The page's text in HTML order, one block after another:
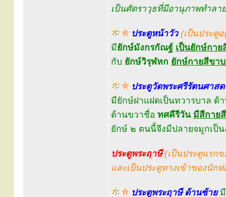
เป็นศัตราวุธที่มีอานุภาพทำลา
ประตูหน้าวัว (เป็นประตู
มียักษ์มังกรกัณฐ์ เป็นยักษ์กาย
กับ ยักษ์วิรุฬหก ยักษ์กายสีขา
ประตูวัดพระศรีรัตนศาส
มียักษ์ฝาแฝดเป็นทวารบาล ด้
ด้านขวาชื่อ ทศคีรีวัน มีสีกาย
ยักษ์ ๒ ตนนี้จึงมีปลายจมูกเป็น
ประตูพระฤาษี(เป็นประตูแรก
และเป็นประตูทางเข้าของนักท่
ประตูพระฤาษี ด้านซ้าย มี